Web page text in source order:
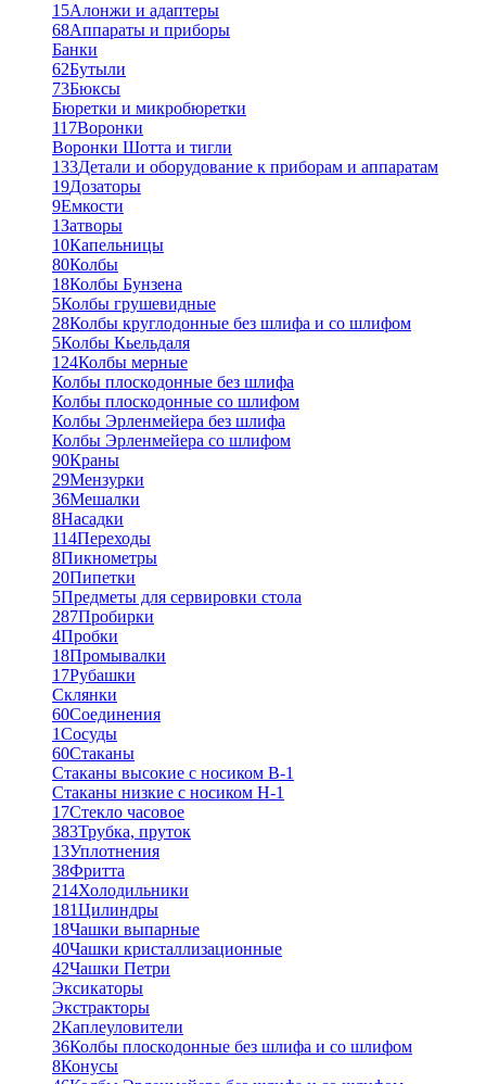
15Алонжи и адаптеры
68Аппараты и приборы
Банки
62Бутыли
73Бюксы
Бюретки и микробюретки
117Воронки
Воронки Шотта и тигли
133Детали и оборудование к приборам и аппаратам
19Дозаторы
9Емкости
1Затворы
10Капельницы
80Колбы
18Колбы Бунзена
5Колбы грушевидные
28Колбы круглодонные без шлифа и со шлифом
5Колбы Кьельдаля
124Колбы мерные
Колбы плоскодонные без шлифа
Колбы плоскодонные со шлифом
Колбы Эрленмейера без шлифа
Колбы Эрленмейера со шлифом
90Краны
29Мензурки
36Мешалки
8Насадки
114Переходы
8Пикнометры
20Пипетки
5Предметы для сервировки стола
287Пробирки
4Пробки
18Промывалки
17Рубашки
Склянки
60Соединения
1Сосуды
60Стаканы
Стаканы высокие с носиком В-1
Стаканы низкие с носиком Н-1
17Стекло часовое
383Трубка, пруток
13Уплотнения
38Фритта
214Холодильники
181Цилиндры
18Чашки выпарные
40Чашки кристаллизационные
42Чашки Петри
Эксикаторы
Экстракторы
2Каплеуловители
36Колбы плоскодонные без шлифа и со шлифом
8Конусы